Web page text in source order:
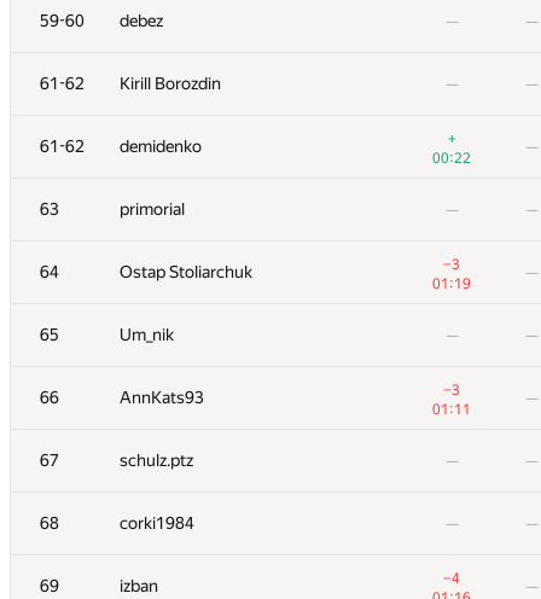
59-60 debez — —
61-62 Kirill Borozdin — —
61-62 demidenko
+
00:22
—
63 primorial — —
64 Ostap Stoliarchuk
−3
01:19
—
65 Um_nik — —
66 AnnKats93
−3
01:11
—
67 schulz.ptz — —
68 corki1984 — —
69 izban
−4
—
/136 /
51 constantine.sokol
00:52
52 Ilya
+3
01:18